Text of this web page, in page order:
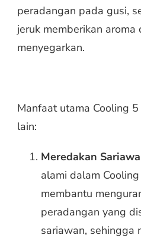
peradangan pada gusi,
jeruk memberikan
menyegarkan.
Manfaat utama Cooling
lain:
Meredakan
alami dalam
membantu
peradangan yang
sariawan, sehingga